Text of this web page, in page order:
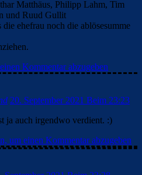
Matthäus, Philipp Lahm, Tim
und Ruud Gullit
ehefrau noch die ablösesumme
Kommentar abzugeben
20. September 2021 Beim 23:23
ja auch irgendwo verdient. :)
um einen Kommentar abzugeben